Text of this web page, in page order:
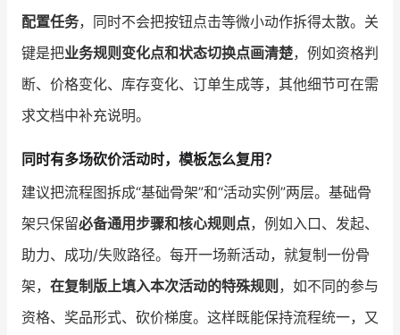
配置任务，同时不会把按钮点击等微小动作拆得太散。关
键是把业务规则变化点和状态切换点画清楚，例如资格判
断、价格变化、库存变化、订单生成等，其他细节可在需
求文档中补充说明。
同时有多场砍价活动时，模板怎么复用？
建议把流程图拆成“基础骨架”和“活动实例”两层。基础骨
架只保留必备通用步骤和核心规则点，例如入口、发起、
助力、成功/失败路径。每开一场新活动，就复制一份骨
架， 在复制版上填入本次活动的特殊规则 ，如不同的参与
资格、奖品形式、砍价梯度。这样既能保持流程统一，又